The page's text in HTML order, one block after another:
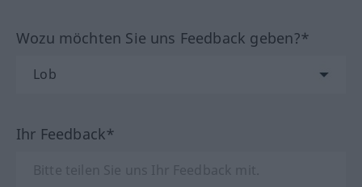
Wozu möchten Sie uns Feedback geben?*
Ihr Feedback*